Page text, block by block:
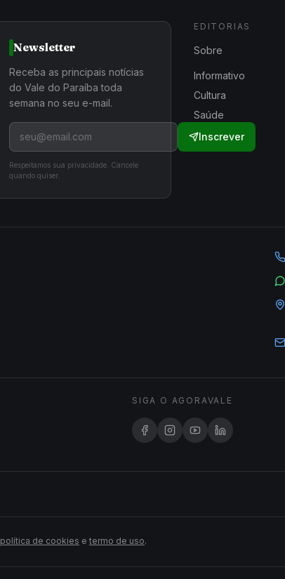
Newsletter
Receba as principais notícias
do Vale do Paraíba toda
semana no seu e-mail.
Inscrever
Respeitamos sua privacidade. Cancele
quando quiser.
EDITORIAS
Sobre
Informativo
Cultura
Saúde
SIGA O AGORAVALE
política de cookies e termo de uso.